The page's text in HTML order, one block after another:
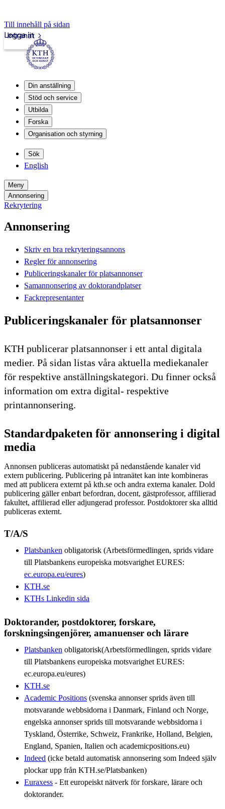
Till innehåll på sidan
Intranät
Logga in
Din anställning
Stöd och service
Utbilda
Forska
Organisation och styrning
Sök
English
Meny
Annonsering
Rekrytering
Annonsering
Skriv en bra rekryteringsannons
Regler för annonsering
Publiceringskanaler för platsannonser
Samannonsering av doktorandplatser
Fackrepresentanter
Publiceringskanaler för platsannonser
KTH publicerar platsannonser i ett antal digitala
medier. På sidan listas våra aktuella mediekanaler
för respektive anställningskategori. Du finner också
information om extra digital- respektive
printannonsering.
Standardpaketen för annonsering i digital
media
Annonsen publiceras automatiskt på nedanstående kanaler vid
extern publicering. Publicering på intranätet kan inte kombineras
med att publicera externt på kth.se och andra externa kanaler. Dold
publicering gäller enbart befordran, docent, gästprofessor, affilierad
fakultet, affilierad eller adjungerad professor. Postdoktorer ska alltid
publiceras externt.
T/A/S
Platsbanken obligatorisk (Arbetsförmedlingen, sprids vidare
till Platsbankens europeiska motsvarighet EURES:
ec.europa.eu/eures)
KTH.se
KTHs Linkedin sida
Doktorander, postdoktorer, forskare,
forskningsingenjörer, amanuenser och lärare
Platsbanken obligatorisk(Arbetsförmedlingen, sprids vidare
till Platsbankens europeiska motsvarighet EURES:
ec.europa.eu/eures)
KTH.se
Academic Positions (svenska annonser sprids även till
motsvarande webbsidorna i Danmark, Finland och Norge,
engelska annonser sprids till motsvarande webbsidorna i
Tyskland, Österrike, Schweiz, Frankrike, Holland, Belgien,
England, Spanien, Italien och academicpositions.eu)
Indeed (icke betald automatisk annonsering som Indeed själv
plockar upp från KTH.se/Platsbanken)
Euraxess - Ett europeiskt nätverk för forskare, lärare och
doktorander.